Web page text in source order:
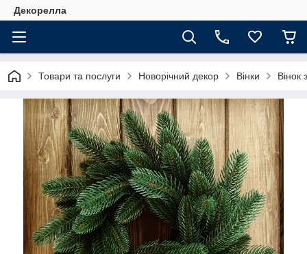
Декорелла
Товари та послуги Новорічний декор Вінки Вінок